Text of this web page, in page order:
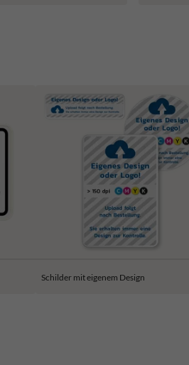
Schilder mit eigenem Design